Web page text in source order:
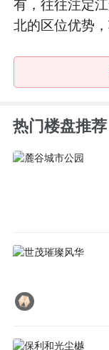
有，往往注定
北的区位优势
热门楼盘推荐